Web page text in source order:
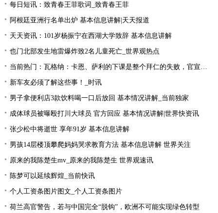
每日短讯：致青春王菲歌词_致青春王菲
阿根廷亚洲行名单出炉 基本信息讲解|天天报道
天天资讯：101岁杨振宁在西湖大学致辞 基本信息讲解
也门北部发生地雷爆炸致2名儿童死亡_世界观热点
当前热门：瓦格纳：卡恩、萨利的下课是整个拜仁的失败，官宣的时机让我无言
新车友必须了解这些事！_时讯
男子拿便利店3款饮料喝一口后放回 基本情况讲解_当前独家
成体球员被曝殴打川大球员 官方回应 基本情况讲解|世界快资讯
张少松中将逝世 享年91岁 基本信息讲解
男孩14层楼顶攀爬妈妈哭求教育方法 基本信息讲解 世界关注
原来的我陈楚生mv_原来的我陈楚生 世界观速讯
陈梦可以延续辉煌_当前快讯
个人工资条图片图文_个人工资条图片
荷兰高官警告，若与中国完全“脱钩”，欧洲不可能实现绿色转型